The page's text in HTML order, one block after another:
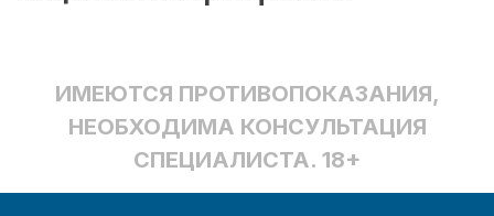
ИМЕЮТСЯ ПРОТИВОПОКАЗАНИЯ,
НЕОБХОДИМА КОНСУЛЬТАЦИЯ
СПЕЦИАЛИСТА. 18+